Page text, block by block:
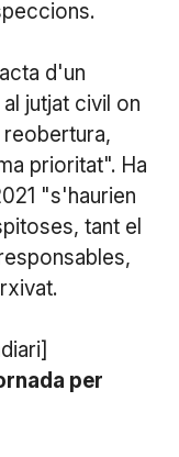
d'un
jutjat civil on
prioritat". Ha
"s'haurien
tant el
per